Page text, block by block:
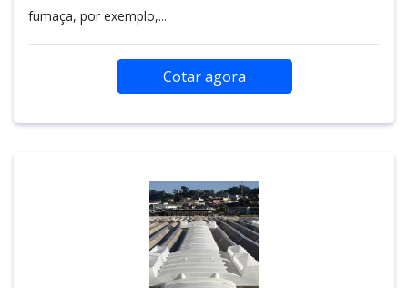
fumaça, por exemplo,...
Cotar agora